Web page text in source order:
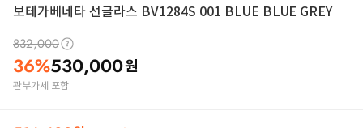
보테가베네타 선글라스 BV1284S 001 BLUE BLUE GREY
832,000
36%530,000원
관부가세 포함